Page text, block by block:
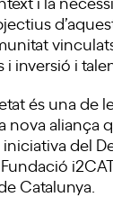
inversió i
és una de
nova aliança
del
Catalunya.